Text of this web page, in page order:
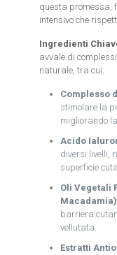
questa promessa,
intensivo che
Ingredienti
avvale di
naturale, tra cui:
Complesso
stimolare la
migliorando
Acido
diversi livelli,
superficie
Oli Vegetali
barriera
vellutata.
Estratti